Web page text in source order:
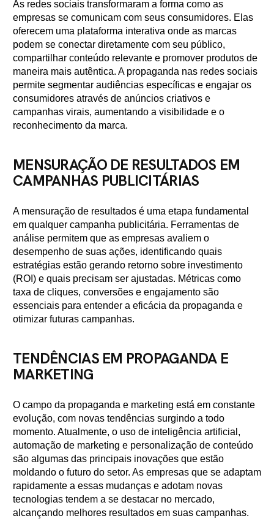
As redes sociais transformaram a forma como as
empresas se comunicam com seus consumidores. Elas
oferecem uma plataforma interativa onde as marcas
podem se conectar diretamente com seu público,
compartilhar conteúdo relevante e promover produtos de
maneira mais autêntica. A propaganda nas redes sociais
permite segmentar audiências específicas e engajar os
consumidores através de anúncios criativos e
campanhas virais, aumentando a visibilidade e o
reconhecimento da marca.
MENSURAÇÃO DE RESULTADOS EM
CAMPANHAS PUBLICITÁRIAS
A mensuração de resultados é uma etapa fundamental
em qualquer campanha publicitária. Ferramentas de
análise permitem que as empresas avaliem o
desempenho de suas ações, identificando quais
estratégias estão gerando retorno sobre investimento
(ROI) e quais precisam ser ajustadas. Métricas como
taxa de cliques, conversões e engajamento são
essenciais para entender a eficácia da propaganda e
otimizar futuras campanhas.
TENDÊNCIAS EM PROPAGANDA E
MARKETING
O campo da propaganda e marketing está em constante
evolução, com novas tendências surgindo a todo
momento. Atualmente, o uso de inteligência artificial,
automação de marketing e personalização de conteúdo
são algumas das principais inovações que estão
moldando o futuro do setor. As empresas que se adaptam
rapidamente a essas mudanças e adotam novas
tecnologias tendem a se destacar no mercado,
alcançando melhores resultados em suas campanhas.